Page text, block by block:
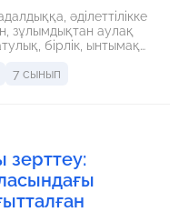
зұлымдықтан аулақ
бірлік, ынтымақ
дамыған заманда
7 сынып
зерттеу: